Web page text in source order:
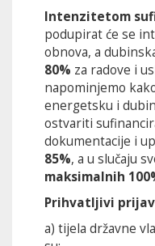
Intenzitetom
podupirat će se
obnova, a
80% za radove i
napominjemo
energetsku i
ostvariti
dokumentacije i
85%, a u slučaju
maksimalnih
Prihvatljivi
a) tijela državne